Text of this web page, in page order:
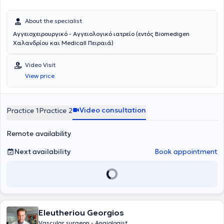
About the specialist
Αγγειοχειρουργικό - Αγγειολογικό ιατρείο (εντός Biomedigen
Χαλανδρίου και Medicall Πειραιά)
Video Visit
View price
Practice 1Practice 2 Video consultation
Remote availability
Next availability
Book appointment
Eleutheriou Georgios